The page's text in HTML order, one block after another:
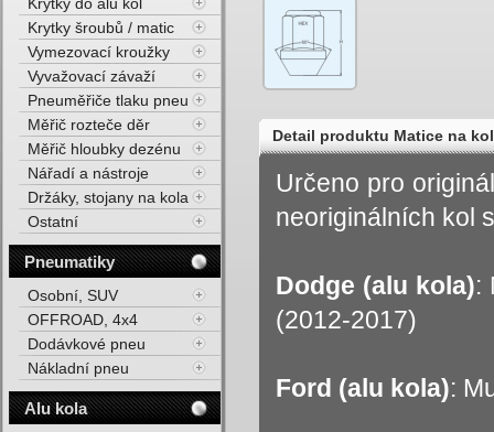
Detail produktu Matice na
Určeno pro
neoriginálních kol
Dodge (alu kola):
(2012-2017)
Ford (alu kola):
Krytky šroubů / matic
Vymezovací kroužky
Vyvažovací závaží
Pneuměřiče tlaku pneu
Měřič rozteče děr
Měřič hloubky dezénu
Nářadí a nástroje
Držáky, stojany na kola
Ostatní
Pneumatiky
Osobní, SUV
OFFROAD, 4x4
Dodávkové pneu
Nákladní pneu
Alu kola